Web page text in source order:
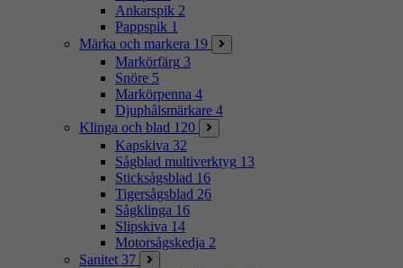
Ankarspik 2
Pappspik 1
Märka och markera 19
Markörfärg 3
Snöre 5
Markörpenna 4
Djuphålsmärkare 4
Klinga och blad 120
Kapskiva 32
Sågblad multiverktyg 13
Sticksågsblad 16
Tigersågsblad 26
Sågklinga 16
Slipskiva 14
Motorsågskedja 2
Sanitet 37